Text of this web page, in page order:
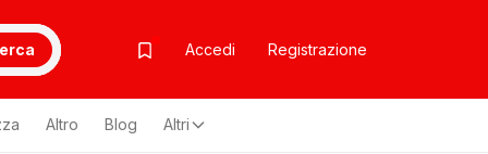
Accedi Registrazione
Altro Blog Altri